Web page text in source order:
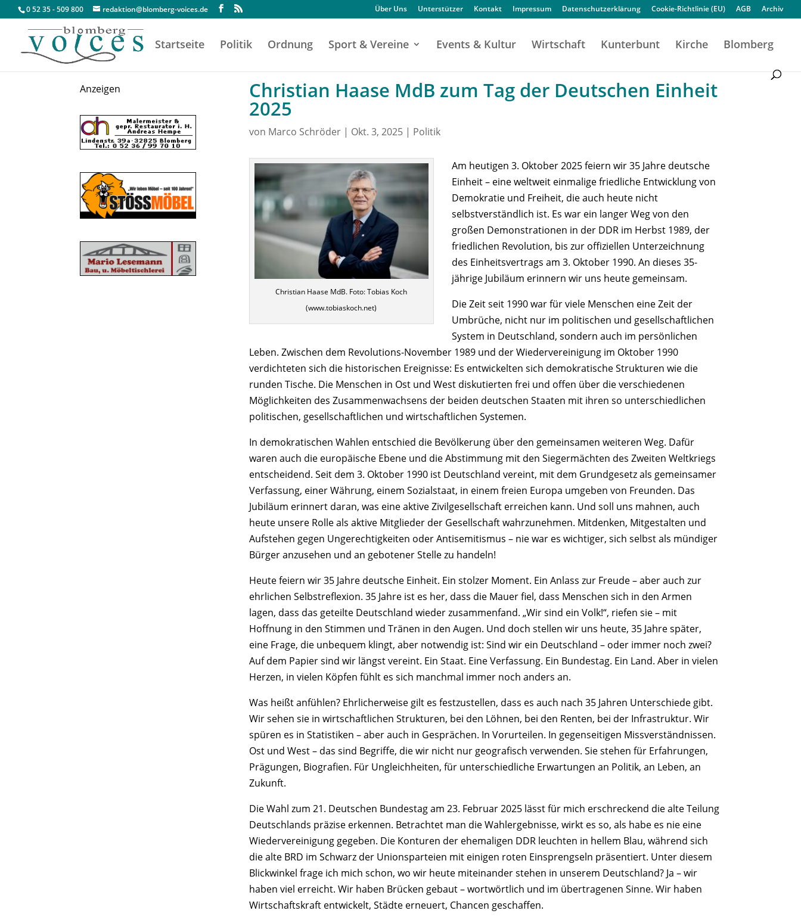
0 52 35 - 509 800 redaktion@blomberg-voices.de Über Uns Unterstützer Kontakt Impressum Datenschutzerklärung Cookie-Richtlinie (EU) AGB Archiv
Startseite Politik Ordnung Sport & Vereine Events & Kultur Wirtschaft Kunterbunt Kirche Blomberg
Anzeigen Christian Haase MdB zum Tag der Deutschen Einheit
2025
von Marco Schröder| Okt. 3, 2025| Politik
Christian Haase MdB. Foto: Tobias Koch
(www.tobiaskoch.net)
Am heutigen 3. Oktober 2025 feiern wir 35 Jahre deutsche
Einheit – eine weltweit einmalige friedliche Entwicklung von
Demokratie und Freiheit, die auch heute nicht
selbstverständlich ist. Es war ein langer Weg von den
großen Demonstrationen in der DDR im Herbst 1989, der
friedlichen Revolution, bis zur offiziellen Unterzeichnung
des Einheitsvertrags am 3. Oktober 1990. An dieses 35-
jährige Jubiläum erinnern wir uns heute gemeinsam.
Die Zeit seit 1990 war für viele Menschen eine Zeit der
Umbrüche, nicht nur im politischen und gesellschaftlichen
System in Deutschland, sondern auch im persönlichen
Leben. Zwischen dem Revolutions-November 1989 und der Wiedervereinigung im Oktober 1990
verdichteten sich die historischen Ereignisse: Es entwickelten sich demokratische Strukturen wie die
runden Tische. Die Menschen in Ost und West diskutierten frei und offen über die verschiedenen
Möglichkeiten des Zusammenwachsens der beiden deutschen Staaten mit ihren so unterschiedlichen
politischen, gesellschaftlichen und wirtschaftlichen Systemen.
In demokratischen Wahlen entschied die Bevölkerung über den gemeinsamen weiteren Weg. Dafür
waren auch die europäische Ebene und die Abstimmung mit den Siegermächten des Zweiten Weltkriegs
entscheidend. Seit dem 3. Oktober 1990 ist Deutschland vereint, mit dem Grundgesetz als gemeinsamer
Verfassung, einer Währung, einem Sozialstaat, in einem freien Europa umgeben von Freunden. Das
Jubiläum erinnert daran, was eine aktive Zivilgesellschaft erreichen kann. Und soll uns mahnen, auch
heute unsere Rolle als aktive Mitglieder der Gesellschaft wahrzunehmen. Mitdenken, Mitgestalten und
Aufstehen gegen Ungerechtigkeiten oder Antisemitismus – nie war es wichtiger, sich selbst als mündiger
Bürger anzusehen und an gebotener Stelle zu handeln!
Heute feiern wir 35 Jahre deutsche Einheit. Ein stolzer Moment. Ein Anlass zur Freude – aber auch zur
ehrlichen Selbstreflexion. 35 Jahre ist es her, dass die Mauer fiel, dass Menschen sich in den Armen
lagen, dass das geteilte Deutschland wieder zusammenfand. „Wir sind ein Volk!“, riefen sie – mit
Hoffnung in den Stimmen und Tränen in den Augen. Und doch stellen wir uns heute, 35 Jahre später,
eine Frage, die unbequem klingt, aber notwendig ist: Sind wir ein Deutschland – oder immer noch zwei?
Auf dem Papier sind wir längst vereint. Ein Staat. Eine Verfassung. Ein Bundestag. Ein Land. Aber in vielen
Herzen, in vielen Köpfen fühlt es sich manchmal immer noch anders an.
Was heißt anfühlen? Ehrlicherweise gilt es festzustellen, dass es auch nach 35 Jahren Unterschiede gibt.
Wir sehen sie in wirtschaftlichen Strukturen, bei den Löhnen, bei den Renten, bei der Infrastruktur. Wir
spüren es in Statistiken – aber auch in Gesprächen. In Vorurteilen. In gegenseitigen Missverständnissen.
Ost und West – das sind Begriffe, die wir nicht nur geografisch verwenden. Sie stehen für Erfahrungen,
Prägungen, Biografien. Für Ungleichheiten, für unterschiedliche Erwartungen an Politik, an Leben, an
Zukunft.
Die Wahl zum 21. Deutschen Bundestag am 23. Februar 2025 lässt für mich erschreckend die alte Teilung
Deutschlands präzise erkennen. Betrachtet man die Wahlergebnisse, wirkt es so, als habe es nie eine
Wiedervereinigung gegeben. Die Konturen der ehemaligen DDR leuchten in hellem Blau, während sich
die alte BRD im Schwarz der Unionsparteien mit einigen roten Einsprengseln präsentiert. Unter diesem
Blickwinkel frage ich mich schon, wo wir heute miteinander stehen in unserem Deutschland? Ja – wir
haben viel erreicht. Wir haben Brücken gebaut – wortwörtlich und im übertragenen Sinne. Wir haben
Wirtschaftskraft entwickelt, Städte erneuert, Chancen geschaffen.